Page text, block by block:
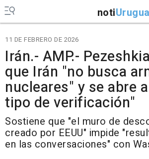
noti
11 DE FEBRERO DE 2026
Irán.- AMP.-
que Irán "no busca
nucleares" y se abre
tipo de verificación"
Sostiene que "el muro de
creado por EEUU" impide
en las conversaciones" con